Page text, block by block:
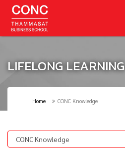
LIFELONG LEARNING
Home CONC Knowledge